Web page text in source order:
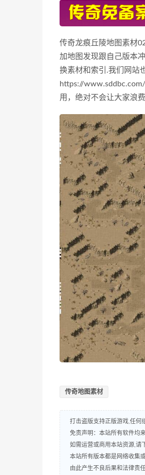
传奇龙痕丘陵地图素材
加地图发现跟自己版本
换素材和索引.我们网站
https://
用，绝对不会让大家浪费
传奇地图素材
打击盗版支持正版游戏,任何
免责声明：本站所有软件均
如需运营或商用本站资源,请
本站所有版本都是网络收集
由此产生不良后果和法律责